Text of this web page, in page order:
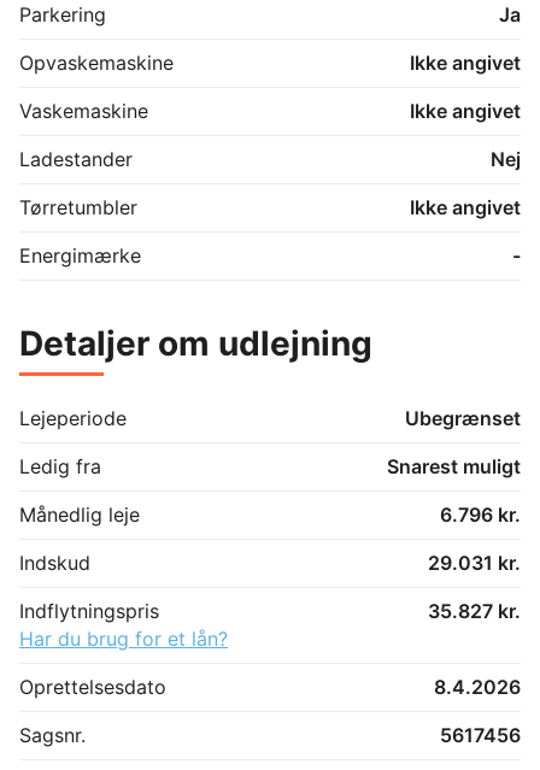
Parkering
Ja
Opvaskemaskine
Ikke angivet
Vaskemaskine
Ikke angivet
Ladestander
Nej
Tørretumbler
Ikke angivet
Energimærke
-
Detaljer om udlejning
Lejeperiode
Ubegrænset
Ledig fra
Snarest muligt
Månedlig leje
6.796 kr.
Indskud
29.031 kr.
Indflytningspris
35.827 kr.
Har du brug for et lån?
Oprettelsesdato
8.4.2026
Sagsnr.
5617456